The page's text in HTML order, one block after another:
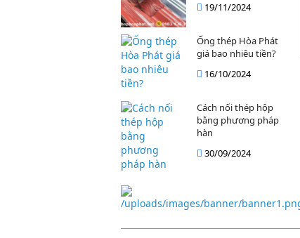
19/11/2024
Ống thép Hòa Phát
giá bao nhiêu tiền?
16/10/2024
Cách nối thép hộp
bằng phương pháp
hàn
30/09/2024